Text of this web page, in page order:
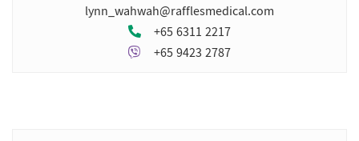
lynn_wahwah@rafflesmedical.com
+65 6311 2217
+65 9423 2787